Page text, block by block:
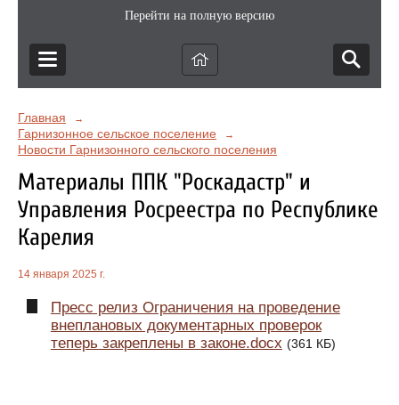
Перейти на полную версию
Главная →
Гарнизонное сельское поселение →
Новости Гарнизонного сельского поселения
Материалы ППК "Роскадастр" и
Управления Росреестра по Республике
Карелия
14 января 2025 г.
Пресс релиз Ограничения на проведение
внеплановых документарных проверок
теперь закреплены в законе.docx (361 КБ)